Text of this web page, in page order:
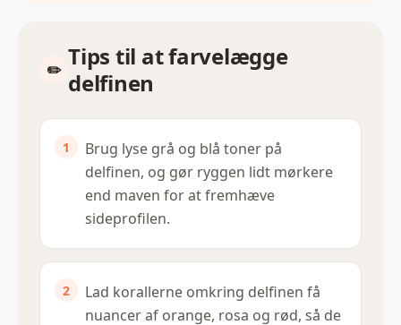
Tips til at farvelægge
delfinen
Brug lyse grå og blå toner på
delfinen, og gør ryggen lidt mørkere
end maven for at fremhæve
sideprofilen.
Lad korallerne omkring delfinen få
nuancer af orange, rosa og rød, så de